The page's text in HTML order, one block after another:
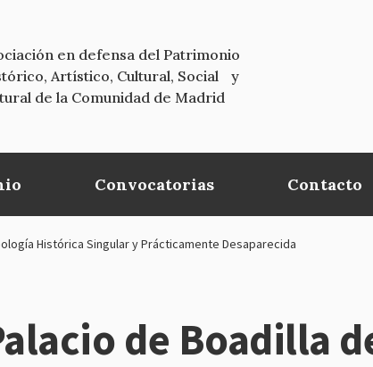
en defensa del Patrimonio
Artístico, Cultural, Social y
de la Comunidad de Madrid
Convocatorias Contacto
Histórica Singular y Prácticamente Desaparecida
de Boadilla